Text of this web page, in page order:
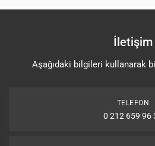
İletişim
Aşağıdaki bilgileri kullanarak
TELEFON
0 212 659 96